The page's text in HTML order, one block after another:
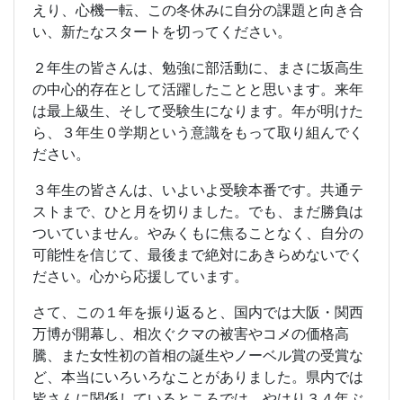
えり、心機一転、この冬休みに自分の課題と向き合
い、新たなスタートを切ってください。
２年生の皆さんは、勉強に部活動に、まさに坂高生
の中心的存在として活躍したことと思います。来年
は最上級生、そして受験生になります。年が明けた
ら、３年生０学期という意識をもって取り組んでく
ださい。
３年生の皆さんは、いよいよ受験本番です。共通テ
ストまで、ひと月を切りました。でも、まだ勝負は
ついていません。やみくもに焦ることなく、自分の
可能性を信じて、最後まで絶対にあきらめないでく
ださい。心から応援しています。
さて、この１年を振り返ると、国内では大阪・関西
万博が開幕し、相次ぐクマの被害やコメの価格高
騰、また女性初の首相の誕生やノーベル賞の受賞な
ど、本当にいろいろなことがありました。県内では